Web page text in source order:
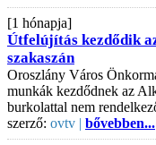
[1 hónapja]
Útfelújítás kezdődik
szakaszán
Oroszlány Város
munkák kezdődnek az
burkolattal nem
szerző: ovtv | bővebben...